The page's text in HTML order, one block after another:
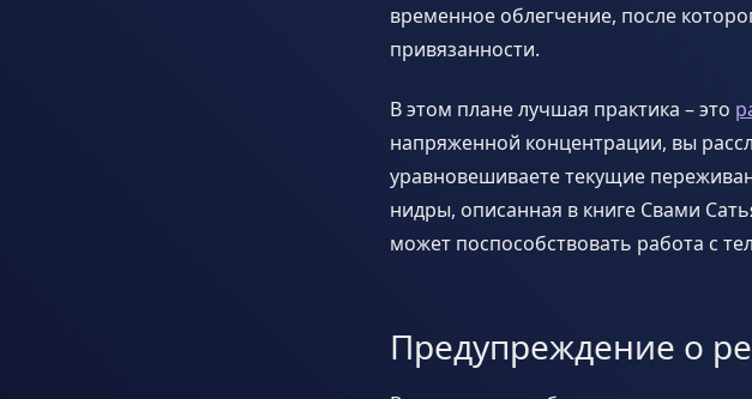
временное облегчение, после
привязанности.
В этом плане лучшая практика – это
напряженной концентрации, вы
уравновешиваете текущие
нидры, описанная в книге Свами
может поспособствовать работа с
Предупреждение о